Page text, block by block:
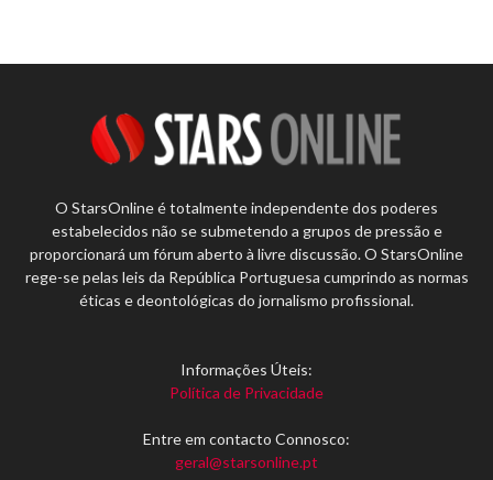
O StarsOnline é totalmente independente dos poderes
estabelecidos não se submetendo a grupos de pressão e
proporcionará um fórum aberto à livre discussão. O StarsOnline
rege-se pelas leis da República Portuguesa cumprindo as normas
éticas e deontológicas do jornalismo profissional.
Informações Úteis:
Política de Privacidade
Entre em contacto Connosco:
geral@starsonline.pt